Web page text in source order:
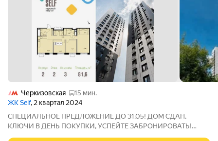
Черкизовская
15 мин.
ЖК Self, 2 квартал 2024
СПЕЦИАЛЬНОЕ ПРЕДЛОЖЕНИЕ ДО 31.05! ДОМ СДАН,
КЛЮЧИ В ДЕНЬ ПОКУПКИ, УСПЕЙТЕ ЗАБРОНИРОВАТЬ!